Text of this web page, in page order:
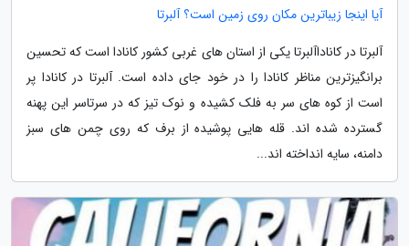
آیا اینجا زیباترین مکان روی زمین است؟ آلبرتا
آلبرتا در کاناداآلبرتا یکی از استان های غربی کشور کانادا است که تحسین
برانگیزترین مناظر کانادا را در خود جای داده است. آلبرتا در کانادا پر
است از کوه های سر به فلک کشیده و نوک تیز که در سرتاسر این پهنه
گسترده شده اند. قله هایی پوشیده از برف که روی چمن های سبز
دامنه، سایه انداخته اند...